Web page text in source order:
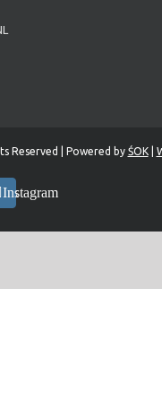
Reserved | Powered by ŚOK|
Instagram